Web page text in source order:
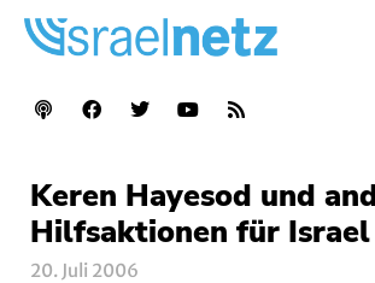
Keren Hayesod und
Hilfsaktionen für Israel
20. Juli 2006